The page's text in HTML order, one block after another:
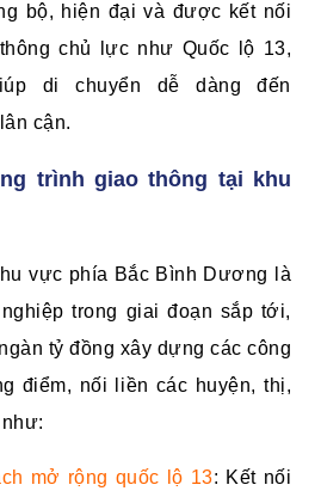
bộ, hiện đại và được kết nối
chủ lực như Quốc lộ 13,
di chuyển dễ dàng đến
cận.
trình giao thông tại khu
vực phía Bắc Bình Dương là
trong giai đoạn sắp tới,
tỷ đồng xây dựng các công
điểm, nối liền các huyện, thị,
mở rộng quốc lộ 13: Kết nối